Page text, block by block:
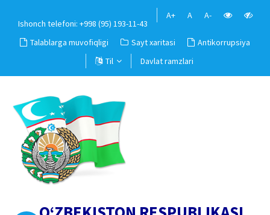
Ishonch telefoni: +998 (95) 193-11-43
A+ A A-
Talablarga muvofiqligi Sayt xaritasi
Antikorrupsiya
Til
Davlat ramzlari